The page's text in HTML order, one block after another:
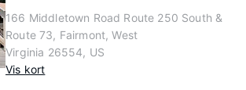
166 Middletown Road Route 250 South &
Route 73, Fairmont, West
Virginia 26554, US
Vis kort